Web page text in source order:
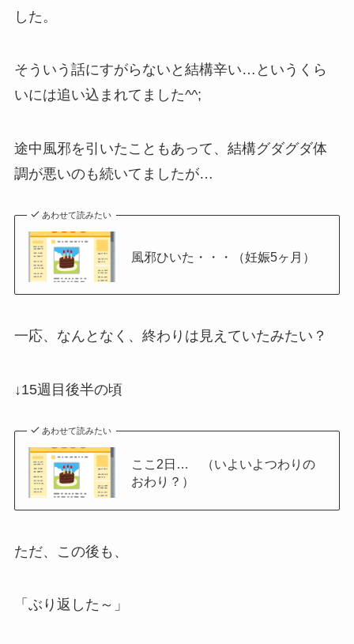
した。
そういう話にすがらないと結構辛い…というくら
いには追い込まれてました^^;
途中風邪を引いたこともあって、結構グダグダ体
調が悪いのも続いてましたが…
あわせて読みたい
風邪ひいた・・・（妊娠5ヶ月）
一応、なんとなく、終わりは見えていたみたい？
↓15週目後半の頃
あわせて読みたい
ここ2日… （いよいよつわりの
おわり？）
ただ、この後も、
「ぶり返した～」